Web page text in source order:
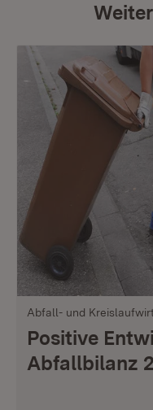
Abfall- und
Positive
Abfallbilanz